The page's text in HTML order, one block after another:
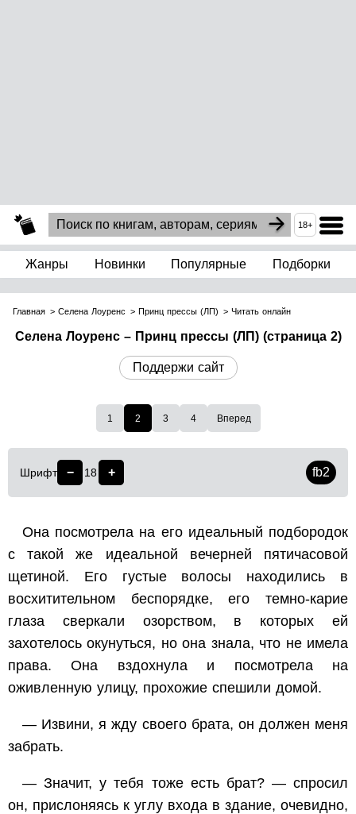
18+
Жанры Новинки Популярные Подборки
Главная Селена Лоуренс Принц прессы (ЛП) Читать онлайн
Селена Лоуренс – Принц прессы (ЛП) (страница 2)
Поддержи сайт
1 2 3 4 Вперед
Шрифт − 18 + fb2
Она посмотрела на его идеальный подбородок
с такой же идеальной вечерней пятичасовой
щетиной. Его густые волосы находились в
восхитительном беспорядке, его темно-карие
глаза сверкали озорством, в которых ей
захотелось окунуться, но она знала, что не имела
права. Она вздохнула и посмотрела на
оживленную улицу, прохожие спешили домой.
— Извини, я жду своего брата, он должен меня
забрать.
— Значит, у тебя тоже есть брат? — спросил
он, прислоняясь к углу входа в здание, очевидно,